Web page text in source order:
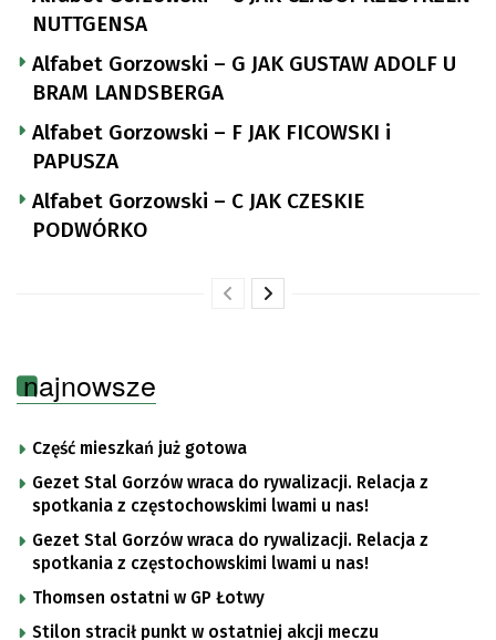
NUTTGENSA
Alfabet Gorzowski – G JAK GUSTAW ADOLF U
BRAM LANDSBERGA
Alfabet Gorzowski – F JAK FICOWSKI i
PAPUSZA
Alfabet Gorzowski – C JAK CZESKIE
PODWÓRKO
najnowsze
Część mieszkań już gotowa
Gezet Stal Gorzów wraca do rywalizacji. Relacja z
spotkania z częstochowskimi lwami u nas!
Gezet Stal Gorzów wraca do rywalizacji. Relacja z
spotkania z częstochowskimi lwami u nas!
Thomsen ostatni w GP Łotwy
Stilon stracił punkt w ostatniej akcji meczu